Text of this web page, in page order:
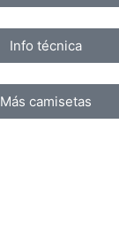
Info técnica
Más camisetas